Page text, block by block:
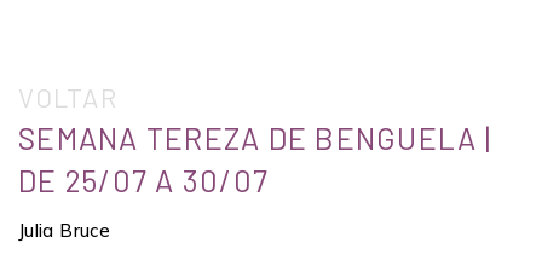
VOLTAR
SEMANA TEREZA DE BENGUELA |
DE 25/07 A 30/07
Julia Bruce